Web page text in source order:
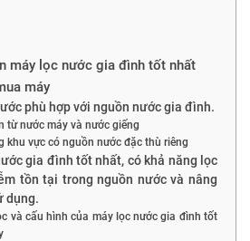
máy lọc nước gia đình tốt nhất
máy
phù hợp với nguồn nước gia đình.
từ nước máy và nước giếng
khu vực có nguồn nước đặc thù riêng
gia đình tốt nhất, có khả năng lọc
tồn tại trong nguồn nước và nâng
dụng.
và cấu hình của máy lọc nước gia đình tốt